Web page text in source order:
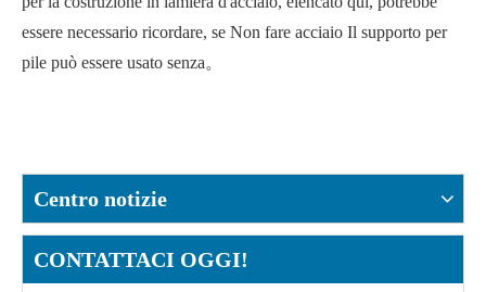
essere necessario ricordare, se Non fare acciaio Il supporto per
pile può essere usato senza。
Centro notizie
CONTATTACI OGGI!